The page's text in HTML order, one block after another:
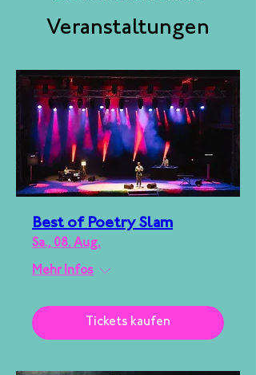
Veranstaltungen
Best of Poetry Slam
Sa., 08. Aug.
Mehr Infos
Tickets kaufen